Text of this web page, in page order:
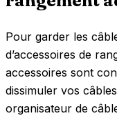
Pour garder les
d’accessoires de
accessoires sont
dissimuler vos
organisateur de